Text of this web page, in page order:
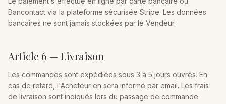
Bancontact via la plateforme sécurisée Stripe. Les données
bancaires ne sont jamais stockées par le Vendeur.
Article 6 — Livraison
Les commandes sont expédiées sous 3 à 5 jours ouvrés. En
cas de retard, l'Acheteur en sera informé par email. Les frais
de livraison sont indiqués lors du passage de commande.